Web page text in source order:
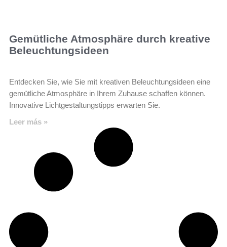
Gemütliche Atmosphäre durch kreative
Beleuchtungsideen
Entdecken Sie, wie Sie mit kreativen Beleuchtungsideen eine
gemütliche Atmosphäre in Ihrem Zuhause schaffen können.
Innovative Lichtgestaltungstipps erwarten Sie.
Leer más »